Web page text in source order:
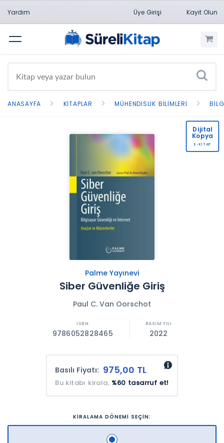
Yardım Üye Girişi Kayıt Olun
Menü
ANASAYFA KITAPLAR MÜHENDISLIK BILIMLERI
Palme Yayınevi
Siber Güvenliğe Giriş
Paul C. Van Oorschot
9786052828465 2022
Basılı Fiyatı: 975,00 TL
Bu kitabı kirala, %60 tasarruf et!
KİRALAMA DÖNEMİ SEÇİN:
Dijital
Kopya
E-KİTAP